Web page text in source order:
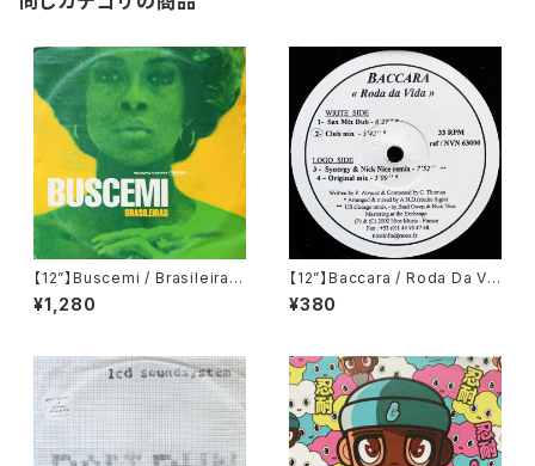
【12”】Buscemi / Brasileiras
(Downsall Plastics) (DSL 0
42)
¥1,280
【12”】Baccara / Roda Da Vi
da (Nice Music) (NVN 630
00)
¥380